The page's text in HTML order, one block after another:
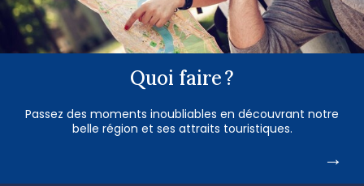
Quoi faire?
Passez des moments inoubliables en découvrant notre
belle région et ses attraits touristiques.
→